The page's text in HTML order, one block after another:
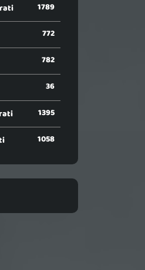
1789
772
782
36
1395
1058